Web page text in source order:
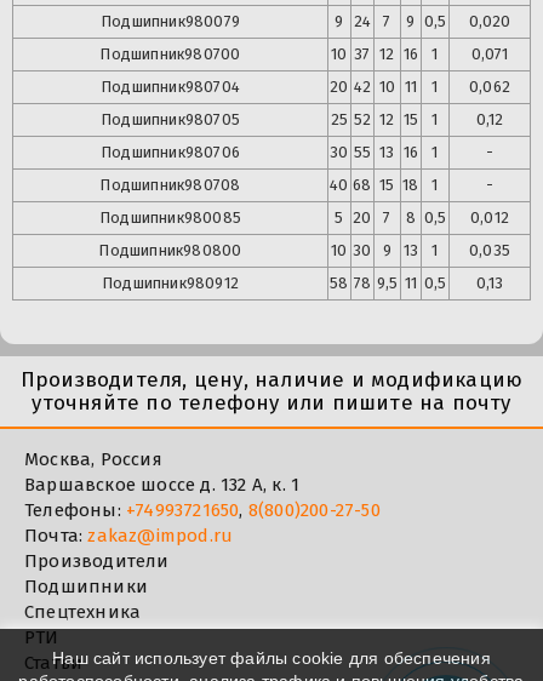
Подшипник980079 9 24 7 9 0,5
0,020
Подшипник980700 10 37 12 16 1
0,071
Подшипник980704 20 42 10 11 1
0,062
Подшипник980705 25 52 12 15 1
0,12
Подшипник980706 30 55 13 16 1
-
Подшипник980708 40 68 15 18 1
-
Подшипник980085 5 20 7 8 0,5
0,012
Подшипник980800 10 30 9 13 1
0,035
Подшипник980912 58 78 9,5 11 0,5 0,13
Производителя, цену, наличие и модификацию
уточняйте по телефону или пишите на почту
Москва, Россия
Варшавское шоссе д. 132 А, к. 1
Телефоны: +74993721650, 8(800)200-27-50
Почта:zakaz@impod.ru
Производители
Подшипники
Спецтехника
РТИ
СтатьиНаш сайт использует файлы cookie для обеспечения